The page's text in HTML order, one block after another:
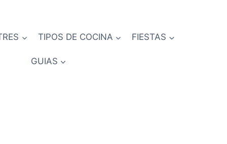
TIPOS DE COCINA FIESTAS
GUIAS